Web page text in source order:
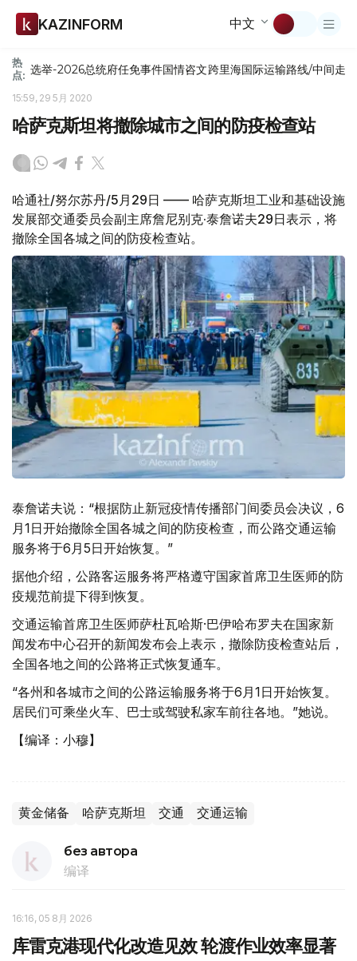
KAZINFORM 中文
热
点: 选举-2026总统府任免事件国情咨文跨里海国际运输路线/中间走廊
15:59, 29 5月 2020
哈萨克斯坦将撤除城市之间的防疫检查站
哈通社/努尔苏丹/5月29日 —— 哈萨克斯坦工业和基础设施
发展部交通委员会副主席詹尼别克·泰詹诺夫29日表示，将
撤除全国各城之间的防疫检查站。
泰詹诺夫说：“根据防止新冠疫情传播部门间委员会决议，6
月1日开始撤除全国各城之间的防疫检查，而公路交通运输
服务将于6月5日开始恢复。”
据他介绍，公路客运服务将严格遵守国家首席卫生医师的防
疫规范前提下得到恢复。
交通运输首席卫生医师萨杜瓦哈斯·巴伊哈布罗夫在国家新
闻发布中心召开的新闻发布会上表示，撤除防疫检查站后，
全国各地之间的公路将正式恢复通车。
“各州和各城市之间的公路运输服务将于6月1日开始恢复。
居民们可乘坐火车、巴士或驾驶私家车前往各地。”她说。
【编译：小穆】
黄金储备 哈萨克斯坦 交通 交通运输
без автора
编译
16:16, 05 8月 2026
库雷克港现代化改造见效 轮渡作业效率显著